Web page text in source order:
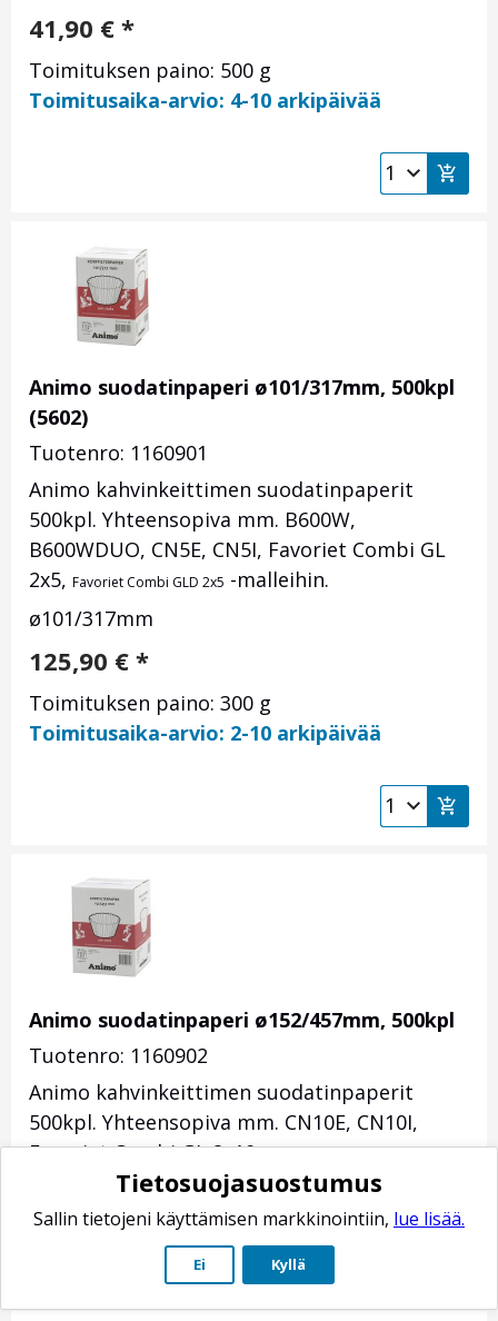
41,90 € *
Toimituksen paino: 500 g
Toimitusaika-arvio: 4-10 arkipäivää
Animo suodatinpaperi ø101/317mm, 500kpl
(5602)
Tuotenro: 1160901
Animo kahvinkeittimen suodatinpaperit
500kpl. Yhteensopiva mm. B600W,
B600WDUO, CN5E, CN5I, Favoriet Combi GL
2x5, Favoriet Combi GLD 2x5 -malleihin.
ø101/317mm
125,90 € *
Toimituksen paino: 300 g
Toimitusaika-arvio: 2-10 arkipäivää
Animo suodatinpaperi ø152/457mm, 500kpl
Tuotenro: 1160902
Animo kahvinkeittimen suodatinpaperit
500kpl. Yhteensopiva mm. CN10E, CN10I,
Favoriet Combi GL 2x10,
-
malleihin.
ø152/457mm
Toimitusaika-arvio: 2-10 arkipäivää
Tietosuojasuostumus
Sallin tietojeni käyttämisen markkinointiin, lue lisää.
Ei Kyllä